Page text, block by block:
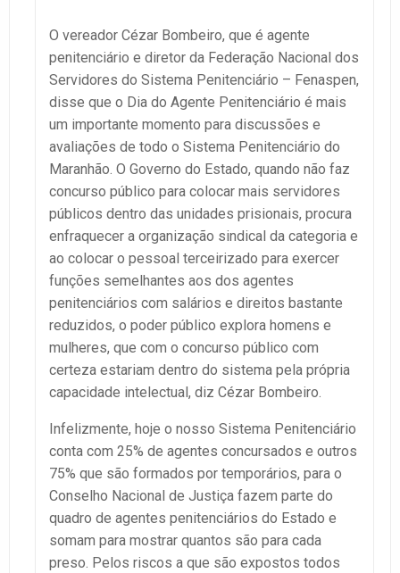
O vereador Cézar Bombeiro, que é agente
penitenciário e diretor da Federação Nacional dos
Servidores do Sistema Penitenciário – Fenaspen,
disse que o Dia do Agente Penitenciário é mais
um importante momento para discussões e
avaliações de todo o Sistema Penitenciário do
Maranhão. O Governo do Estado, quando não faz
concurso público para colocar mais servidores
públicos dentro das unidades prisionais, procura
enfraquecer a organização sindical da categoria e
ao colocar o pessoal terceirizado para exercer
funções semelhantes aos dos agentes
penitenciários com salários e direitos bastante
reduzidos, o poder público explora homens e
mulheres, que com o concurso público com
certeza estariam dentro do sistema pela própria
capacidade intelectual, diz Cézar Bombeiro.
Infelizmente, hoje o nosso Sistema Penitenciário
conta com 25% de agentes concursados e outros
75% que são formados por temporários, para o
Conselho Nacional de Justiça fazem parte do
quadro de agentes penitenciários do Estado e
somam para mostrar quantos são para cada
preso. Pelos riscos a que são expostos todos